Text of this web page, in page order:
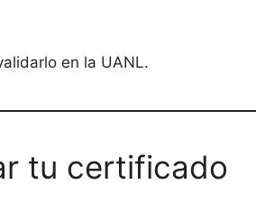
en la UANL.
tu certificado